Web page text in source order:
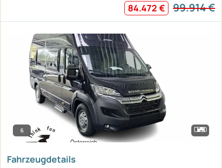
84.472 € 99.914 €
6
Fahrzeugdetails